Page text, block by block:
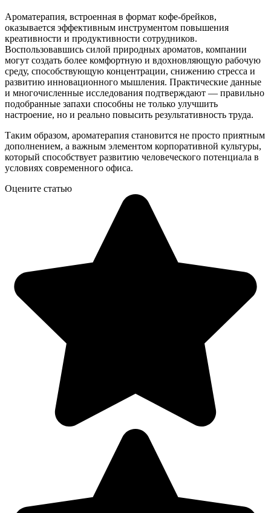
Ароматерапия, встроенная в формат кофе-брейков,
оказывается эффективным инструментом повышения
креативности и продуктивности сотрудников.
Воспользовавшись силой природных ароматов, компании
могут создать более комфортную и вдохновляющую рабочую
среду, способствующую концентрации, снижению стресса и
развитию инновационного мышления. Практические данные
и многочисленные исследования подтверждают — правильно
подобранные запахи способны не только улучшить
настроение, но и реально повысить результативность труда.
Таким образом, ароматерапия становится не просто приятным
дополнением, а важным элементом корпоративной культуры,
который способствует развитию человеческого потенциала в
условиях современного офиса.
Оцените статью